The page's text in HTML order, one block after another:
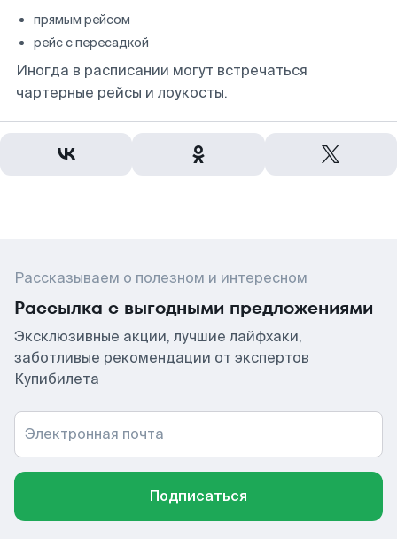
прямым рейсом
рейс с пересадкой
Иногда в расписании могут встречаться
чартерные рейсы и лоукосты.
Рассказываем о полезном и интересном
Рассылка с выгодными предложениями
Эксклюзивные акции, лучшие лайфхаки,
заботливые рекомендации от экспертов
Купибилета
Электронная почта
Подписаться